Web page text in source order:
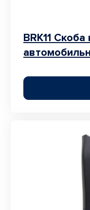
BRK11